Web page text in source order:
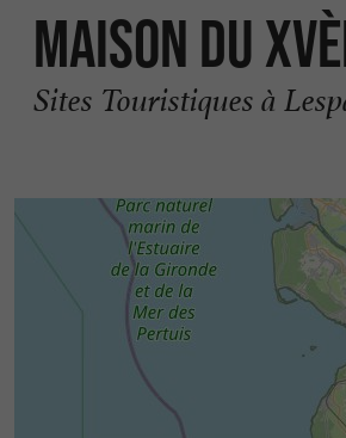
Maison du
Sites Touristiques à